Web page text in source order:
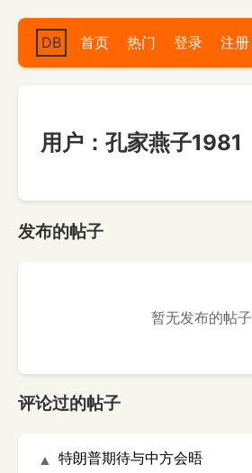
DB 首页 热门 登录 注册
用户：孔家燕子1981
发布的帖子
暂无发布的帖子
评论过的帖子
▲
特朗普期待与中方会晤